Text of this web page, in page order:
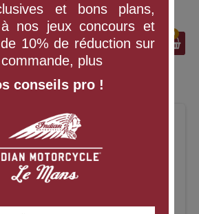
search 0
chevron_right BLOUSON MARKAY
et bons plans,
nos jeux concours et
10% de réduction sur
plus
conseils pro !